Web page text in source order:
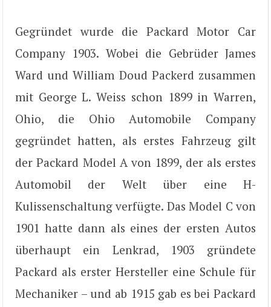
Gegründet wurde die Packard Motor Car
Company 1903. Wobei die Gebrüder James
Ward und William Doud Packerd zusammen
mit George L. Weiss schon 1899 in Warren,
Ohio, die Ohio Automobile Company
gegründet hatten, als erstes Fahrzeug gilt
der Packard Model A von 1899, der als erstes
Automobil der Welt über eine H-
Kulissenschaltung verfügte. Das Model C von
1901 hatte dann als eines der ersten Autos
überhaupt ein Lenkrad, 1903 gründete
Packard als erster Hersteller eine Schule für
Mechaniker – und ab 1915 gab es bei Packard